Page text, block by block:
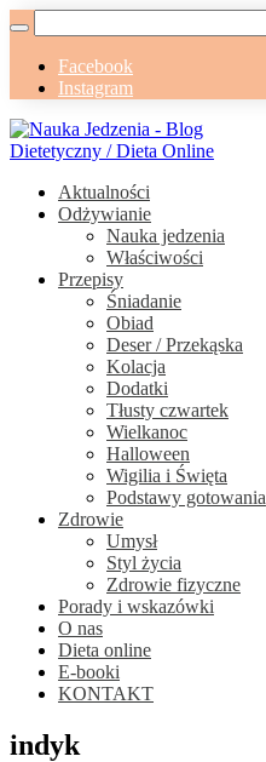
Facebook
Instagram
Aktualności
Odżywianie
Nauka jedzenia
Właściwości
Przepisy
Śniadanie
Obiad
Deser / Przekąska
Kolacja
Dodatki
Tłusty czwartek
Wielkanoc
Halloween
Wigilia i Święta
Podstawy gotowania
Zdrowie
Umysł
Styl życia
Zdrowie fizyczne
Porady i wskazówki
O nas
Dieta online
E-booki
KONTAKT
indyk